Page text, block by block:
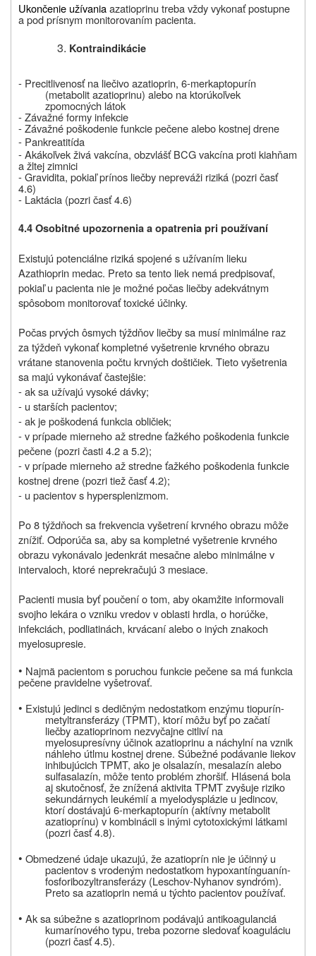
Ukončenie užívaniaazatioprinu treba vždy vykonať postupne
a pod prísnym monitorovaním pacienta.
Kontraindikácie
- Precitlivenosť na liečivo azatioprin, 6-merkaptopurín
(metabolit azatioprinu) alebo na ktorúkoľvek
zpomocných látok
-Závažné formy infekcie
-Závažné poškodenie funkcie pečene alebo kostnej drene
- Pankreatitída
-Akákoľvek živá vakcína, obzvlášť BCG vakcína proti kiahňam
a žltej zimnici
-Gravidita, pokiaľ prínos liečby nepreváži riziká (pozri časť
4.6)
- Laktácia (pozri časť 4.6)
4.4 Osobitné upozornenia a opatrenia pri používaní
Existujú potenciálne riziká spojené s užívaním lieku
Azathioprin medac. Preto sa tento liek nemá predpisovať,
pokiaľ u pacienta nie je možné počas liečby adekvátnym
spôsobom monitorovať toxické účinky.
Počas prvých ôsmych týždňov liečby sa musí minimálne raz
za týždeň vykonať kompletné vyšetrenie krvného obrazu
vrátane stanovenia počtu krvných doštičiek. Tieto vyšetrenia
sa majú vykonávať častejšie:
- ak sa užívajú vysoké dávky;
- u starších pacientov;
- ak je poškodená funkcia obličiek;
- v prípade mierneho až stredne ťažkého poškodenia funkcie
pečene (pozri časti 4.2 a 5.2);
- v prípade mierneho až stredne ťažkého poškodenia funkcie
kostnej drene (pozri tiež časť 4.2);
- u pacientov s hypersplenizmom.
Po 8 týždňoch sa frekvencia vyšetrení krvného obrazu môže
znížiť. Odporúča sa, aby sa kompletné vyšetrenie krvného
obrazu vykonávalo jedenkrát mesačne alebo minimálne v
intervaloch, ktoré neprekračujú 3 mesiace.
Pacienti musia byť poučení o tom, aby okamžite informovali
svojho lekára o vzniku vredov v oblasti hrdla, o horúčke,
infekciách, podliatinách, krvácaní alebo o iných znakoch
myelosupresie.
• Najmä pacientom s poruchou funkcie pečene sa má funkcia
pečene pravidelne vyšetrovať.
• Existujú jedinci s dedičným nedostatkom enzýmu tiopurín-
metyltransferázy (TPMT), ktorí môžu byť po začatí
liečby azatioprinom nezvyčajne citliví na
myelosupresívny účinok azatioprinu a náchylní na vznik
náhleho útlmu kostnej drene. Súbežné podávanie liekov
inhibujúcich TPMT, ako je olsalazín, mesalazín alebo
sulfasalazín, môže tento problém zhoršiť. Hlásená bola
aj skutočnosť, že znížená aktivita TPMT zvyšuje riziko
sekundárnych leukémií a myelodysplázie u jedincov,
ktorí dostávajú 6-merkaptopurín (aktívny metabolit
azatioprínu) v kombinácii s inými cytotoxickými látkami
(pozri časť 4.8).
• Obmedzené údaje ukazujú, že azatioprín nie je účinný u
pacientov s vrodeným nedostatkom hypoxantínguanín-
fosforibozyltransferázy (Leschov-Nyhanov syndróm).
Preto sa azatioprin nemá u týchto pacientov používať.
• Ak sa súbežne s azatioprinom podávajú antikoagulanciá
kumarínového typu, treba pozorne sledovať koaguláciu
(pozri časť 4.5).